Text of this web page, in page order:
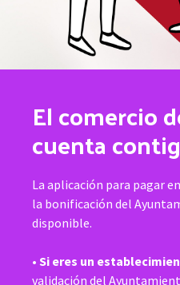
El comercio
cuenta
La aplicación para pagar
la bonificación del
disponible.
• Si eres un
validación del